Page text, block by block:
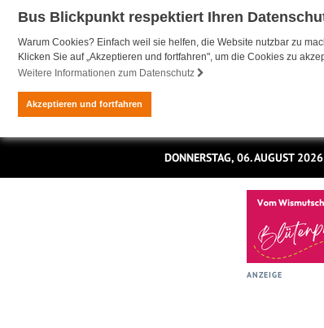
Bus Blickpunkt respektiert Ihren
Warum Cookies? Einfach weil sie helfen, die Website nutzbar zu
Klicken Sie auf „Akzeptieren und fortfahren", um die Cookies zu
Weitere Informationen zum Datenschutz
Akzeptieren und fortfahren
DONNERSTAG, 06. AUGUST 2026
ANZEIGE